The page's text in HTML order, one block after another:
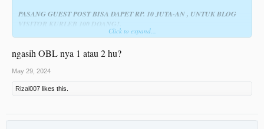
PASANG GUEST POST BISA DAPET RP. 10 JUTA-AN , UNTUK BLOG
VISITOR KURLEB 100 DOANG!.
kunci diabaikan pemilik blog.
IniUJI COBA
Rencana awal seperti biasa, buat blog, jual, buat lagi.
Click to expand...
ngasih OBL nya 1 atau 2 hu?
May 29, 2024
Rizal007 likes this.